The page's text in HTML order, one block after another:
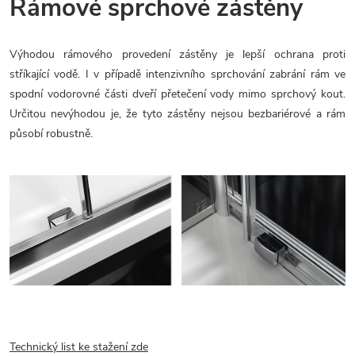
Rámové sprchové zástěny
Výhodou rámového provedení zástěny je lepší ochrana proti
stříkající vodě. I v případě intenzivního sprchování zabrání rám ve
spodní vodorovné části dveří přetečení vody mimo sprchový kout.
Určitou nevýhodou je, že tyto zástěny nejsou bezbariérové a rám
působí robustně.
Technický list ke stažení zde